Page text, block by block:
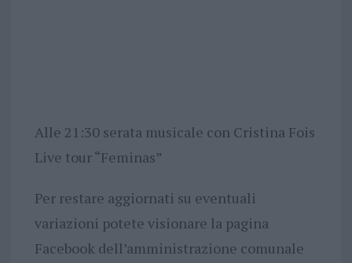
Alle 21:30 serata musicale con Cristina Fois
Live tour “Feminas”
Per restare aggiornati su eventuali
variazioni potete visionare la pagina
Facebook dell’amministrazione comunale